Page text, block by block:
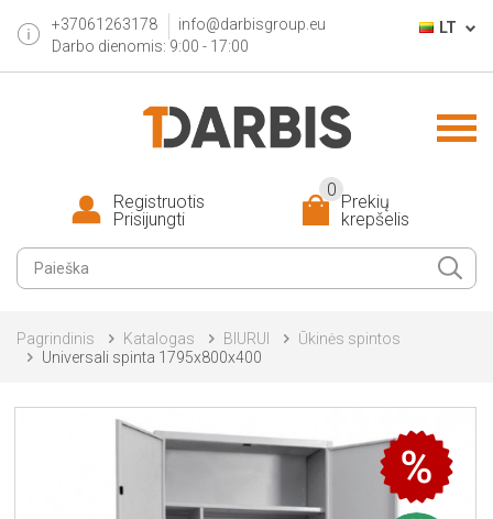
+37061263178
info@darbisgroup.eu
Darbo dienomis: 9:00 - 17:00
LT
Prekių
krepšelis
0
Registruotis
Prisijungti
Pagrindinis Katalogas BIURUI
Ūkinės spintos
Universali spinta 1795x800x400